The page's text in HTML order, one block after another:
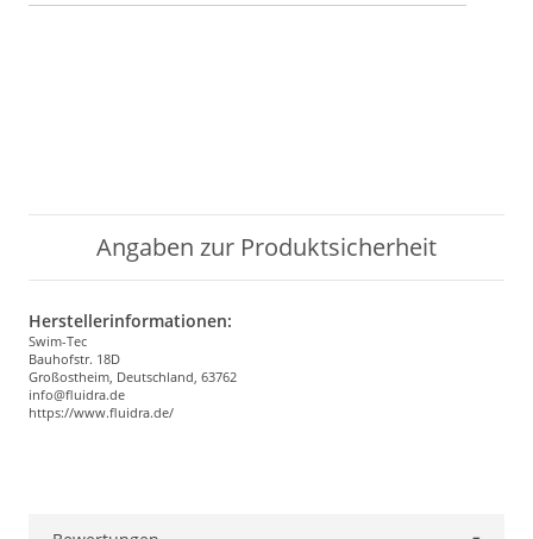
Angaben zur Produktsicherheit
Herstellerinformationen:
Swim-Tec
Bauhofstr. 18D
Großostheim, Deutschland, 63762
info@fluidra.de
https://www.fluidra.de/